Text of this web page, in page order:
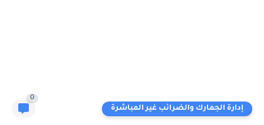
إدارة الجمارك والضرائب غير المباشرة
0